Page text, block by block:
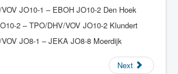
JO10-1 – EBOH JO10-2 Den Hoek
2 – TPO/DHV/VOV JO10-2 Klundert
JO8-1 – JEKA JO8-8 Moerdijk
Next